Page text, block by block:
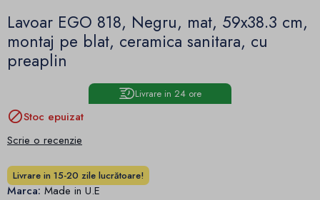
Lavoar EGO 818, Negru, mat, 59x38.3 cm,
montaj pe blat, ceramica sanitara, cu
preaplin
Livrare in 24 ore
Stoc epuizat
Scrie o recenzie
Livrare in 15-20 zile lucrătoare!
Marca: Made in U.E